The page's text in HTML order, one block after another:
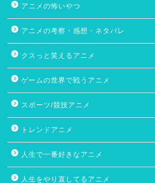
アニメの怖いやつ
アニメの考察・感想・ネタバレ
クスっと笑えるアニメ
ゲームの世界で戦うアニメ
スポーツ/競技アニメ
トレンドアニメ
人生で一番好きなアニメ
人生をやり直してるアニメ